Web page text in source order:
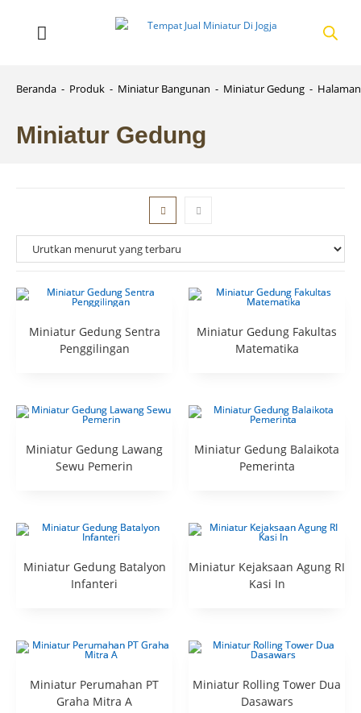
Beranda - Produk - Miniatur Bangunan - Miniatur Gedung -
Miniatur Gedung
Miniatur Gedung Sentra
Penggilingan
Miniatur Gedung Fakultas
Matematika
Miniatur Gedung Lawang
Sewu Pemerin
Miniatur Gedung Balaikota
Pemerinta
Miniatur Gedung Batalyon
Infanteri
Miniatur Kejaksaan Agung RI
Kasi In
Miniatur Perumahan PT
Graha Mitra A
Miniatur Rolling Tower Dua
Dasawars